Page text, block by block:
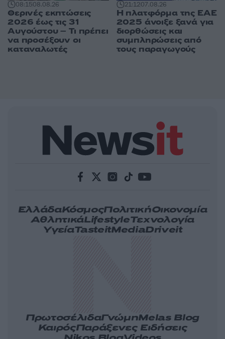
08:1508.08.26
Θερινές εκπτώσεις
2026 έως τις 31
Αυγούστου – Τι πρέπει
να προσέξουν οι
καταναλωτές
21:1207.08.26
Η πλατφόρμα της ΕΑΕ
2025 άνοιξε ξανά για
διορθώσεις και
συμπληρώσεις από
τους παραγωγούς
ΕλλάδαΚόσμοςΠολιτικήΟικονομία
ΑθλητικάLifestyleΤεχνολογία
ΥγείαTasteitMediaDriveit
ΠρωτοσέλιδαΓνώμηMelas Blog
ΚαιρόςΠαράξενες Ειδήσεις